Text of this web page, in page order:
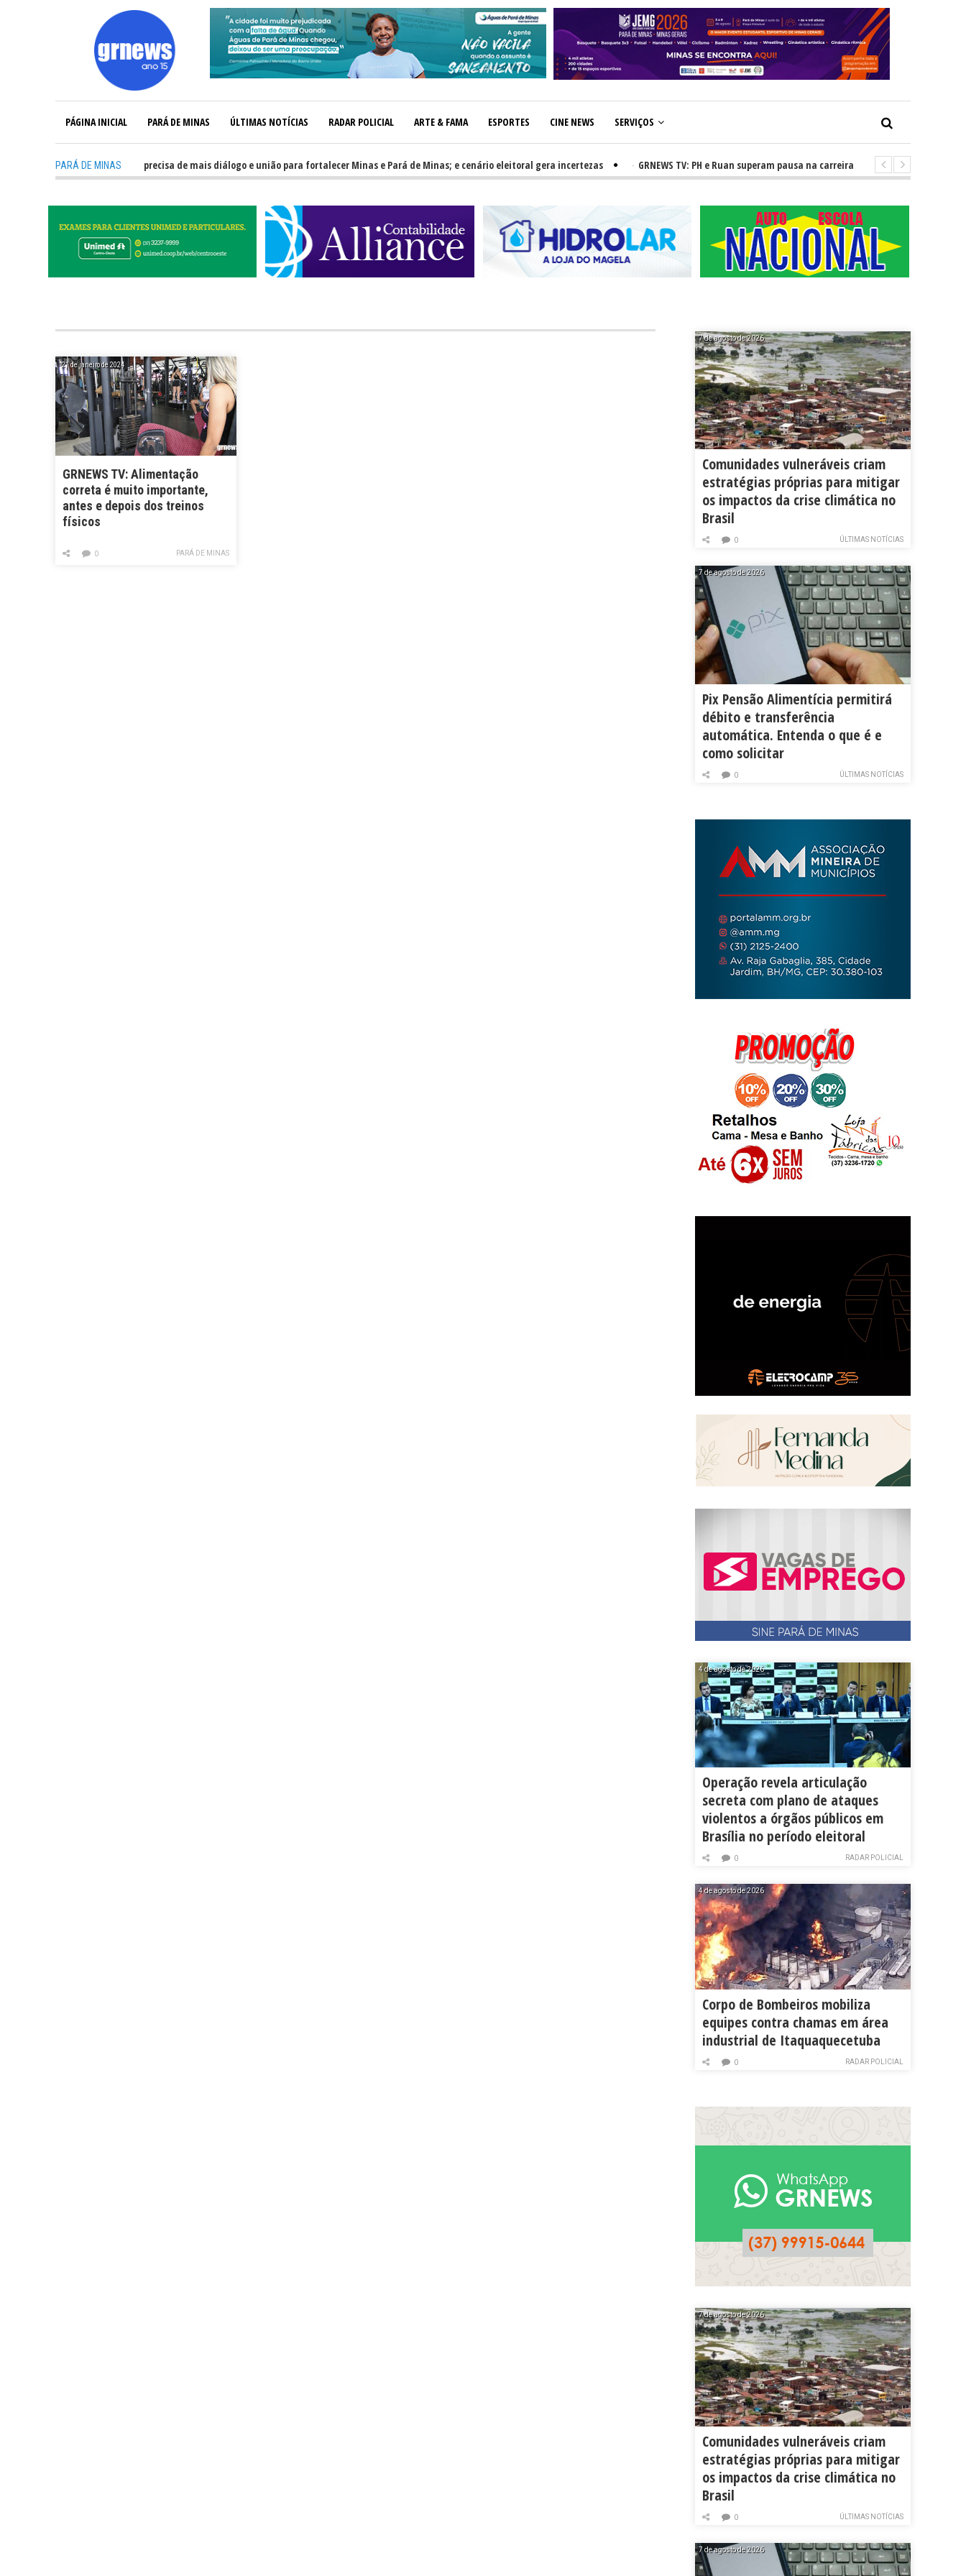
PÁGINA INICIAL PARÁ DE MINAS ÚLTIMAS NOTÍCIAS RADAR POLICIAL ARTE & FAMA ESPORTES CINE NEWS SERVIÇOS
PARÁ DE MINAS
GRNEWS TV: Política precisa de mais diálogo e união para fortalecer Minas e Pará de Minas; e cenário eleitoral gera incertezas GRNEWS TV: PH e Ruan superam pausa na carreira e vivem ascensão no cenário
21 de janeiro de 2024
GRNEWS TV: Alimentação
correta é muito importante,
antes e depois dos treinos
físicos
PARÁ DE MINAS
0
7 de agosto de 2026
Comunidades vulneráveis criam
estratégias próprias para mitigar
os impactos da crise climática no
Brasil
ÚLTIMAS NOTÍCIAS
0
7 de agosto de 2026
Pix Pensão Alimentícia permitirá
débito e transferência
automática. Entenda o que é e
como solicitar
ÚLTIMAS NOTÍCIAS
0
4 de agosto de 2026
Operação revela articulação
secreta com plano de ataques
violentos a órgãos públicos em
Brasília no período eleitoral
RADAR POLICIAL
0
4 de agosto de 2026
Corpo de Bombeiros mobiliza
equipes contra chamas em área
industrial de Itaquaquecetuba
RADAR POLICIAL
0
7 de agosto de 2026
Comunidades vulneráveis criam
estratégias próprias para mitigar
os impactos da crise climática no
Brasil
ÚLTIMAS NOTÍCIAS
0
7 de agosto de 2026